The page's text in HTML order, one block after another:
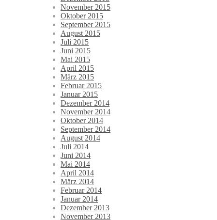
November 2015
Oktober 2015
September 2015
August 2015
Juli 2015
Juni 2015
Mai 2015
April 2015
März 2015
Februar 2015
Januar 2015
Dezember 2014
November 2014
Oktober 2014
September 2014
August 2014
Juli 2014
Juni 2014
Mai 2014
April 2014
März 2014
Februar 2014
Januar 2014
Dezember 2013
November 2013